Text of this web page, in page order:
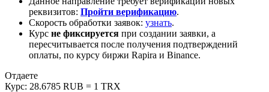
реквизитов: Пройти верификацию.
Скорость обработки заявок: узнать.
Курс не фиксируется при создании заявки, а
пересчитывается после получения подтверждений
оплаты, по курсу биржи Rapira и Binance.
Отдаете
Курс: 28.6785 RUB = 1 TRX